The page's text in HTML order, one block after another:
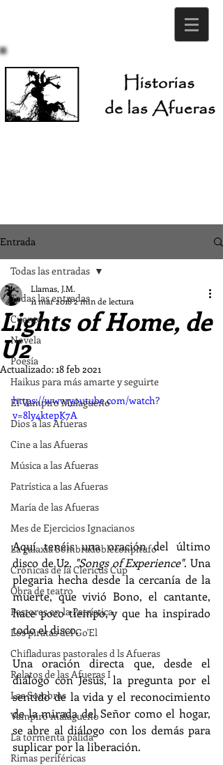
Entrada
Todas las entradas
Cuento
Novela
Poesía
Haikus para más amarte y seguirte
El Vampiro Malagueño
Dios a las Afueras
Cine a las Afueras
Música a las Afueras
Patrística a las Afueras
María de las Afueras
Mes de Ejercicios Ignacianos
La galaxia Sombradobleconpitufo
Crónicas de la Clericus Cup
Obra de teatro
Pastores en la Patrística
Los piratas del Go'El
Chifladuras pastorales d ls Afueras
Relatos de las Afueras I
Las Sombras
Vampiro malagueño
La tormenta pálida
Rimas periféricas
Todas las entradas
Lights of Home, de
U2
Llamas, J.M.
11 mar 20182 min de lectura
Actualizado:18 feb 2021
https://www.youtube.com/watch?
v=8ly4ktepK7A
Aquí tenéis una oración del último
disco de U2, "Songs of Experience". Una
plegaria hecha desde la cercanía de la
muerte, que vivió Bono, el cantante,
hace poco tiempo, y que ha inspirado
todo el disco.
Una oración directa que, desde el
diálogo con Jesús, la pregunta por el
sentido de la vida y el reconocimiento
de la mirada del Señor como el hogar,
se abre al diálogo con los demás para
suplicar por la liberación.